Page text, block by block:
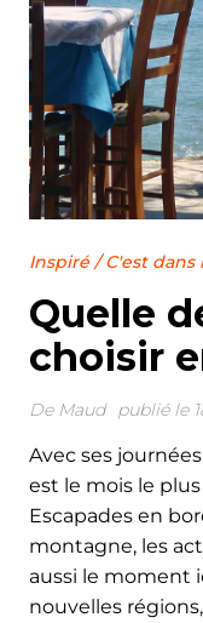
Inspiré /C'est dans
Quelle
choisir
De Maud publié le
Avec ses
est le mois le
Escapades en
montagne, les
aussi le moment
nouvelles